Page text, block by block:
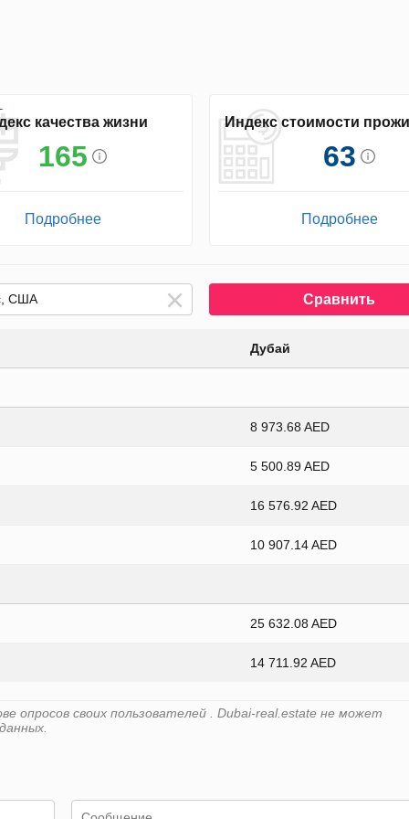
качества жизни
165
Подробнее
Индекс стоимости
63
Подробнее
Сравнить
Дубай
8 973.68 AED
5 500.89 AED
16 576.92 AED
10 907.14 AED
25 632.08 AED
14 711.92 AED
опросов своих пользователей . Dubai-real.estate не может